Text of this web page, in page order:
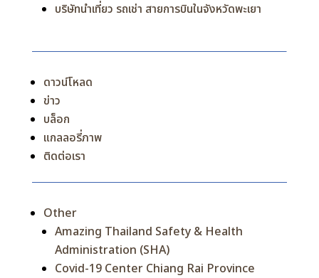
บริษัทนำเที่ยว รถเช่า สายการบินในจังหวัดพะเยา
ดาวน์โหลด
ข่าว
บล็อก
แกลลอรี่ภาพ
ติดต่อเรา
Other
Amazing Thailand Safety & Health
Administration (SHA)
Covid-19 Center Chiang Rai Province